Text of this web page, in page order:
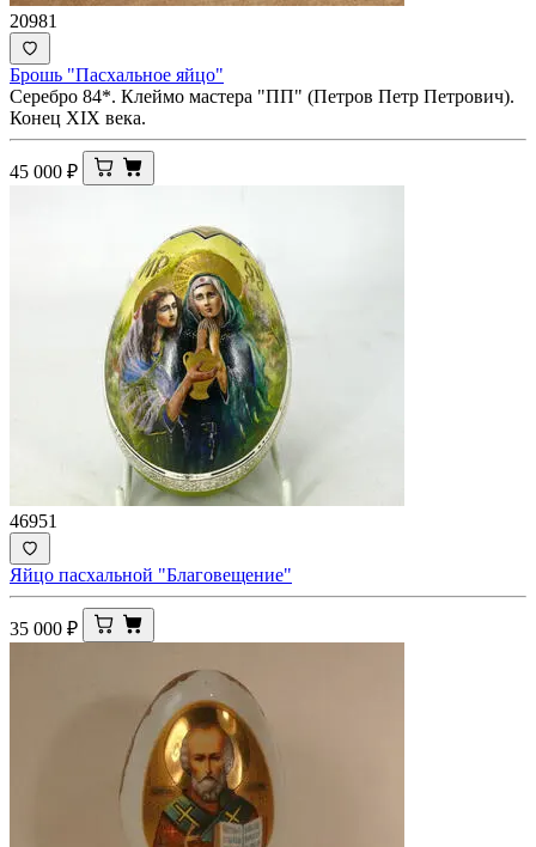
20981
Брошь "Пасхальное яйцо"
Серебро 84*. Клеймо мастера "ПП" (Петров Петр Петрович).
Конец XIX века.
45 000 ₽
46951
Яйцо пасхальной "Благовещение"
35 000 ₽